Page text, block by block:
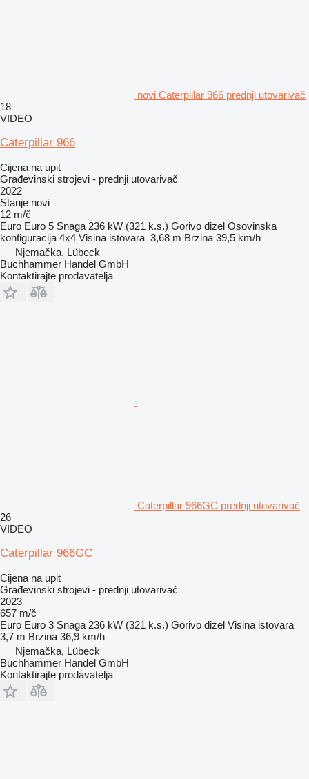
novi Caterpillar 966 prednji utovarivač
18
VIDEO
Caterpillar 966
Cijena na upit
Građevinski strojevi - prednji utovarivač
2022
Stanje novi
12 m/č
Euro Euro 5 Snaga 236 kW (321 k.s.) Gorivo dizel Osovinska
konfiguracija 4x4 Visina istovara 3,68 m Brzina 39,5 km/h
Njemačka, Lübeck
Buchhammer Handel GmbH
Kontaktirajte prodavatelja
Caterpillar 966GC prednji utovarivač
26
VIDEO
Caterpillar 966GC
Cijena na upit
Građevinski strojevi - prednji utovarivač
2023
657 m/č
Euro Euro 3 Snaga 236 kW (321 k.s.) Gorivo dizel Visina istovara
3,7 m Brzina 36,9 km/h
Njemačka, Lübeck
Buchhammer Handel GmbH
Kontaktirajte prodavatelja